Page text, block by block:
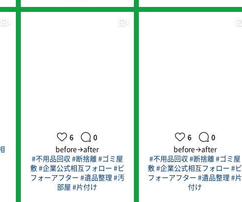
6
0
before→after
#不用品回収 #断捨離#ゴミ屋
敷#企業公式相互フォロー #ビ
フォーアフター #遺品整理 #汚
部屋 #片付け
6
0
before→after
#不用品回収 #断捨離#ゴミ屋
敷#企業公式相互フォロー #ビ
フォーアフター #遺品整理 #片
付け